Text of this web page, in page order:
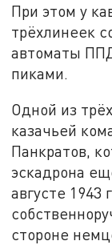
При этом у
трёхлинеек
автоматы
пиками.
Одной из
казачьей
Панкратов,
эскадрона
августе 1943
стороне